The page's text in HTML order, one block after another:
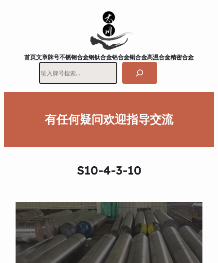
首页文章牌号不锈钢合金钢钛合金铝合金铜合金高温合金精密合金
有任何疑问欢迎指导交流
S10-4-3-10